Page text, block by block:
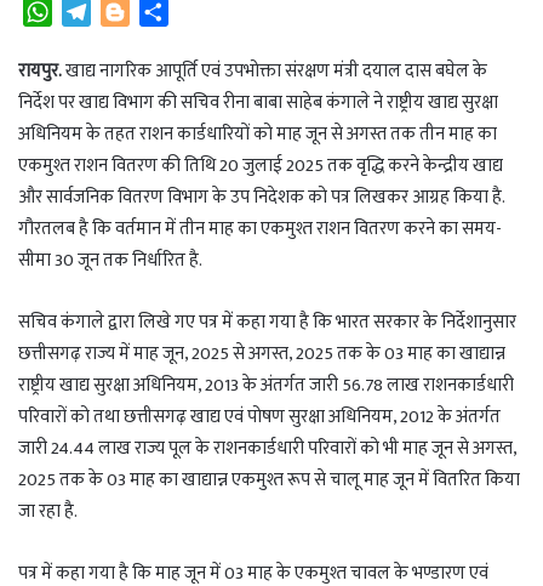
W
a
t
s
A
p
p
T
l
e
g
r
a
m
B
o
g
g
e
r
a
r
e
रायपुर.खाद्य नागरिक आपूर्ति एवं उपभोक्ता संरक्षण मंत्री दयाल दास बघेल के
निर्देश पर खाद्य विभाग की सचिव रीना बाबा साहेब कंगाले ने राष्ट्रीय खाद्य सुरक्षा
अधिनियम के तहत राशन कार्डधारियों को माह जून से अगस्त तक तीन माह का
एकमुश्त राशन वितरण की तिथि 20 जुलाई 2025 तक वृद्धि करने केन्द्रीय खाद्य
और सार्वजनिक वितरण विभाग के उप निदेशक को पत्र लिखकर आग्रह किया है.
गौरतलब है कि वर्तमान में तीन माह का एकमुश्त राशन वितरण करने का समय-
सीमा 30 जून तक निर्धारित है.
सचिव कंगाले द्वारा लिखे गए पत्र में कहा गया है कि भारत सरकार के निर्देशानुसार
छत्तीसगढ़ राज्य में माह जून, 2025 से अगस्त, 2025 तक के 03 माह का खाद्यान्न
राष्ट्रीय खाद्य सुरक्षा अधिनियम, 2013 के अंतर्गत जारी 56.78 लाख राशनकार्डधारी
परिवारों को तथा छत्तीसगढ़ खाद्य एवं पोषण सुरक्षा अधिनियम, 2012 के अंतर्गत
जारी 24.44 लाख राज्य पूल के राशनकार्डधारी परिवारों को भी माह जून से अगस्त,
2025 तक के 03 माह का खाद्यान्न एकमुश्त रूप से चालू माह जून में वितरित किया
जा रहा है.
पत्र में कहा गया है कि माह जून में 03 माह के एकमुश्त चावल के भण्डारण एवं